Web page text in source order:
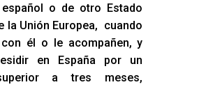
español o de otro Estado
la Unión Europea, cuando
él o le acompañen, y
en España por un
a tres meses,